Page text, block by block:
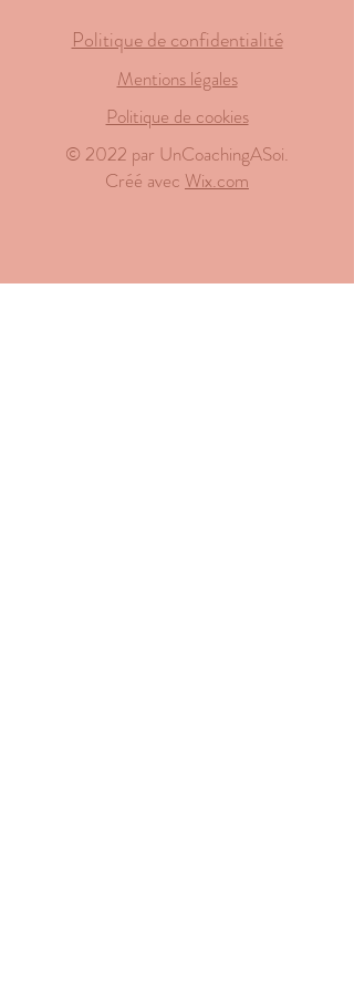
Politique de confidentialité
Mentions légales
Politique de cookies
© 2022 par UnCoachingASoi.
Créé avec Wix.com